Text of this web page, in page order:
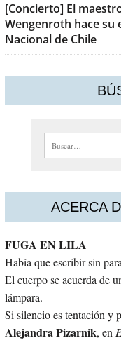
[Concierto] El
Wengenroth hace su
Nacional de Chile
Buscar:
ACERCA
FUGA EN LILA
Había que escribir sin
El cuerpo se acuerda de
lámpara.
Si silencio es tentación y
AlejandraPizarnik, en